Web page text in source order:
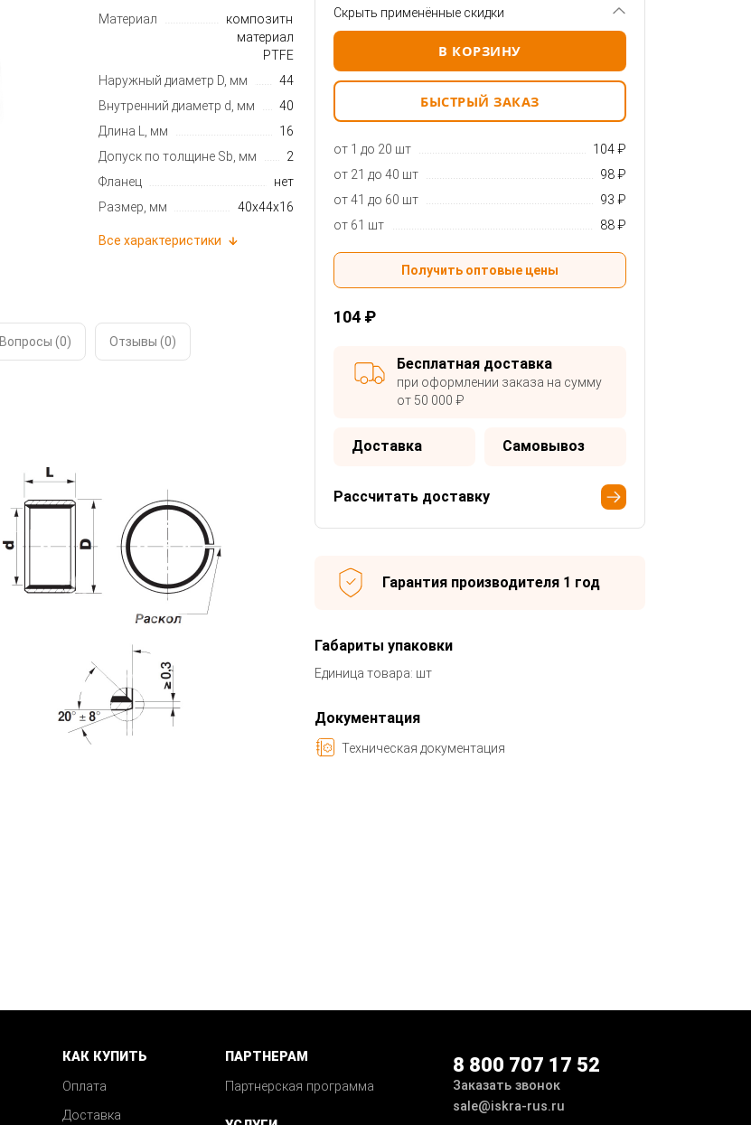
Материал
композитный
материал
PTFE
Наружный диаметр D, мм
44
Внутренний диаметр d, мм
40
Длина L, мм
16
Допуск по толщине Sb, мм
2
Фланец
нет
Размер, мм
40x44x16
Все характеристики
Вопросы (0) Отзывы (0)
Скрыть применённые скидки
В КОРЗИНУ
БЫСТРЫЙ ЗАКАЗ
от 1 до 20 шт
104 ₽
от 21 до 40 шт
98 ₽
от 41 до 60 шт
93 ₽
от 61 шт
88 ₽
Получить оптовые цены
104 ₽
Бесплатная доставка
при оформлении заказа на сумму
от 50 000 ₽
Доставка Самовывоз
Рассчитать доставку
Гарантия производителя 1 год
Габариты упаковки
Единица товара: шт
Документация
Техническая документация
КАК КУПИТЬ
Оплата
Доставка
ПАРТНЕРАМ
Партнерская программа
8 800 707 17 52
Заказать звонок
sale@iskra-rus.ru